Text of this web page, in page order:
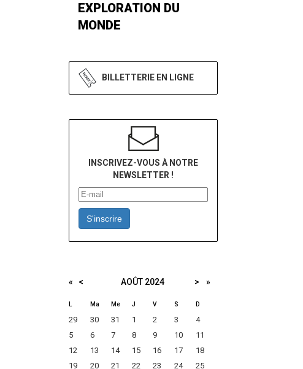
EXPLORATION DU
MONDE
BILLETTERIE EN LIGNE
INSCRIVEZ-VOUS À NOTRE
NEWSLETTER !
S'inscrire
« < AOÛT 2024 > »
Ma Me J V S D
29 30 31 1 2 3
4
5
6 7 8 9 10
11
12
13 14 15 16 17
18
19
20 21 22 23 24 25